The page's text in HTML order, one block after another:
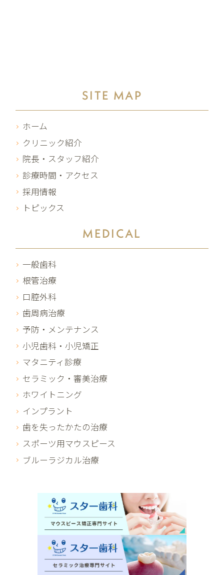
SITE MAP
ホーム
クリニック紹介
院長・スタッフ紹介
診療時間・アクセス
採用情報
トピックス
MEDICAL
一般歯科
根管治療
口腔外科
歯周病治療
予防・メンテナンス
小児歯科・小児矯正
マタニティ診療
セラミック・審美治療
ホワイトニング
インプラント
歯を失ったかたの治療
スポーツ用マウスピース
ブルーラジカル治療